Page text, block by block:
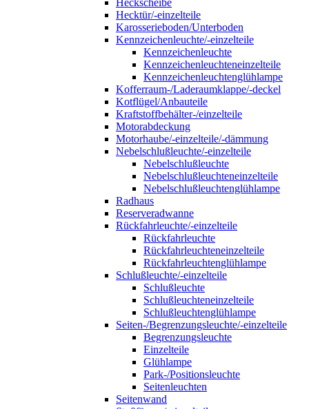
Heckscheibe
Hecktür/-einzelteile
Karosserieboden/Unterboden
Kennzeichenleuchte/-einzelteile
Kennzeichenleuchte
Kennzeichenleuchteneinzelteile
Kennzeichenleuchtenglühlampe
Kofferraum-/Laderaumklappe/-deckel
Kotflügel/Anbauteile
Kraftstoffbehälter-/einzelteile
Motorabdeckung
Motorhaube/-einzelteile/-dämmung
Nebelschlußleuchte/-einzelteile
Nebelschlußleuchte
Nebelschlußleuchteneinzelteile
Nebelschlußleuchtenglühlampe
Radhaus
Reserveradwanne
Rückfahrleuchte/-einzelteile
Rückfahrleuchte
Rückfahrleuchteneinzelteile
Rückfahrleuchtenglühlampe
Schlußleuchte/-einzelteile
Schlußleuchte
Schlußleuchteneinzelteile
Schlußleuchtenglühlampe
Seiten-/Begrenzungsleuchte/-einzelteile
Begrenzungsleuchte
Einzelteile
Glühlampe
Park-/Positionsleuchte
Seitenleuchten
Seitenwand